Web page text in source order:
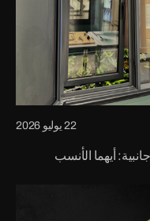
22 يوليو 2026
أيهما الأنسب